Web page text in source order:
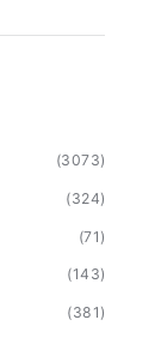
(3073)
(324)
(71)
(143)
(381)